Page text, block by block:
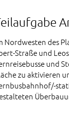
Nordwesten des
Straße und
und
zu aktivieren